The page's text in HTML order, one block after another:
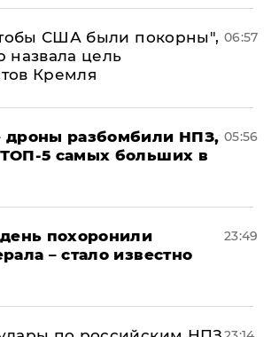
США были покорны",
назвала цель
Кремля
06:57
дроны разбомбили НПЗ,
5 самых больших в
05:56
похоронили
– стало известно
23:49